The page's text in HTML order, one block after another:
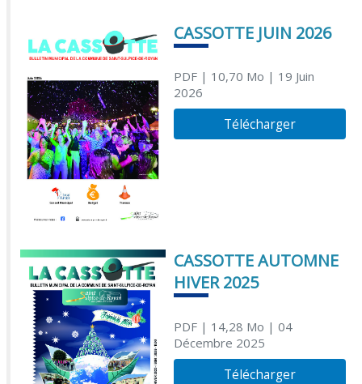
CASSOTTE JUIN 2026
PDF| 10,70 Mo | 19 Juin
2026
Télécharger
CASSOTTE AUTOMNE
HIVER 2025
PDF| 14,28 Mo | 04
Décembre 2025
Télécharger